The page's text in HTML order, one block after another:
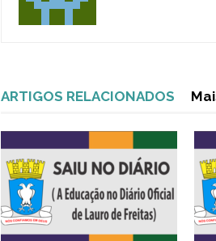
ARTIGOS RELACIONADOS